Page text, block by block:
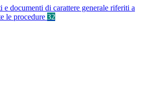
e documenti di carattere generale riferiti a
le procedure 32